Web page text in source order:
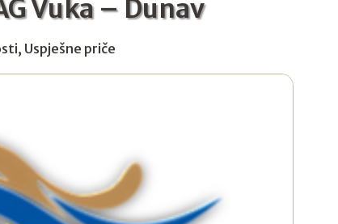
Vuka – Dunav
, Uspješne priče